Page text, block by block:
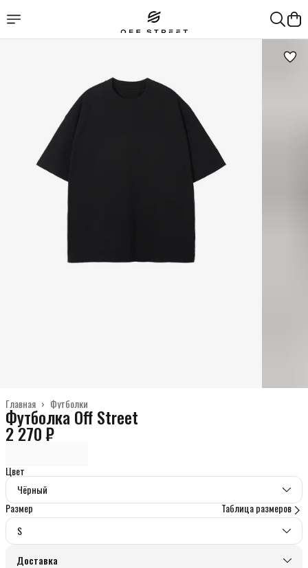
Футболки
Главная ›
Футболка Off Street
2 270 ₽
Цвет
Чёрный
Размер
Таблица размеров
S
Доставка